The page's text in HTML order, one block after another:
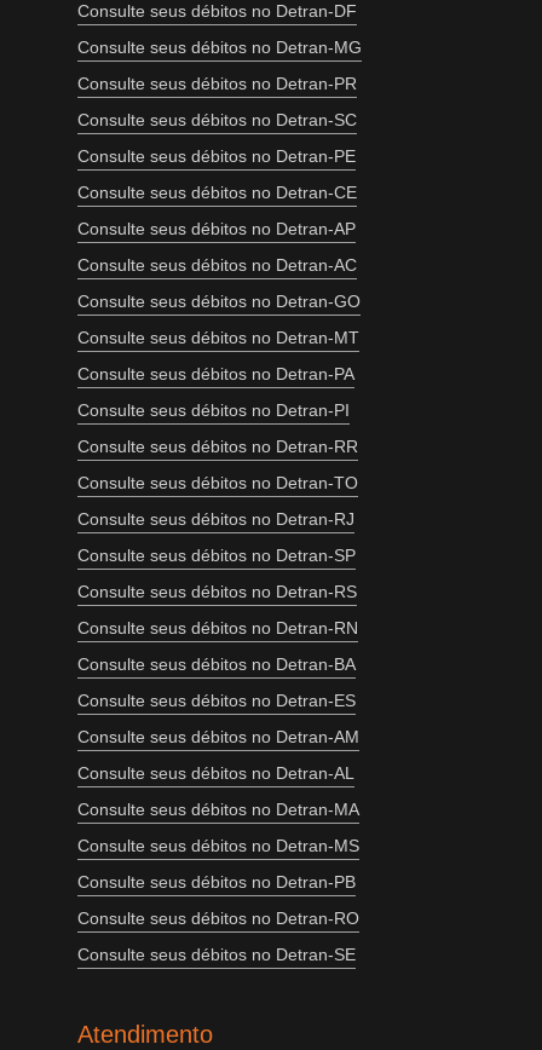
Consulte seus débitos no Detran-DF
Consulte seus débitos no Detran-MG
Consulte seus débitos no Detran-PR
Consulte seus débitos no Detran-SC
Consulte seus débitos no Detran-PE
Consulte seus débitos no Detran-CE
Consulte seus débitos no Detran-AP
Consulte seus débitos no Detran-AC
Consulte seus débitos no Detran-GO
Consulte seus débitos no Detran-MT
Consulte seus débitos no Detran-PA
Consulte seus débitos no Detran-PI
Consulte seus débitos no Detran-RR
Consulte seus débitos no Detran-TO
Consulte seus débitos no Detran-RJ
Consulte seus débitos no Detran-SP
Consulte seus débitos no Detran-RS
Consulte seus débitos no Detran-RN
Consulte seus débitos no Detran-BA
Consulte seus débitos no Detran-ES
Consulte seus débitos no Detran-AM
Consulte seus débitos no Detran-AL
Consulte seus débitos no Detran-MA
Consulte seus débitos no Detran-MS
Consulte seus débitos no Detran-PB
Consulte seus débitos no Detran-RO
Consulte seus débitos no Detran-SE
Atendimento